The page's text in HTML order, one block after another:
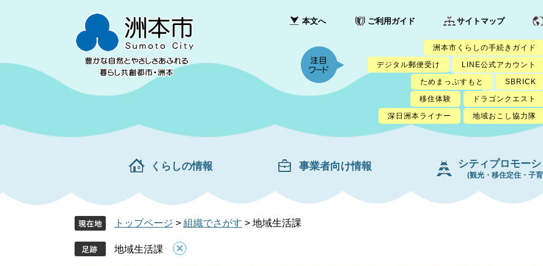
先
を
て
本文へ ご利用ガイド サイトマップ
洲本市くらしの手続きガイド
デジタル郵便受け
LINE公式アカウント
ためまっぷすもと
SBRICK
移住体験
ドラゴンクエスト
深日洲本ライナー
地域おこし協力隊
くらしの情報 事業者向け情報 シティプロモー
(観光・移住定住・子
トップページ > 組織でさがす > 地域生活課
地域生活課